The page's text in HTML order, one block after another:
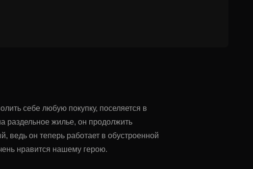
себе любую покупку, поселяется в
раздельное жилье, он продолжить
ведь он теперь работает в обустроенной
нравится нашему герою.